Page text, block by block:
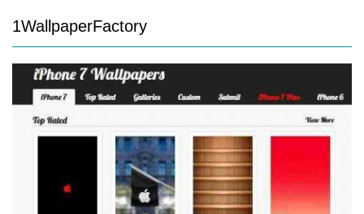
1WallpaperFactory